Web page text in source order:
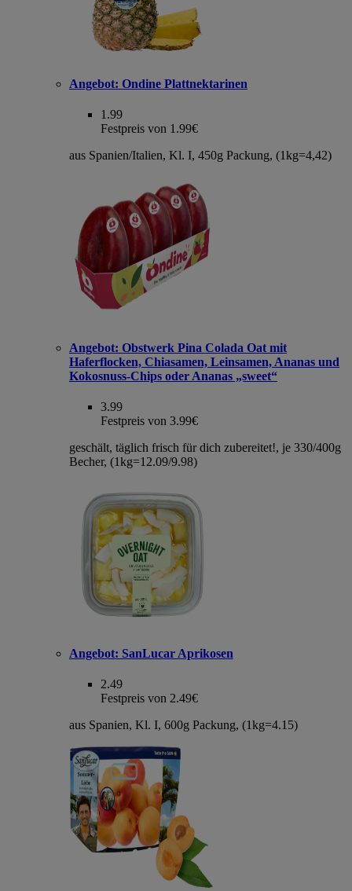
Angebot: Ondine Plattnektarinen
1.99
Festpreis von 1.99€
aus Spanien/Italien, Kl. I, 450g Packung, (1kg=4,42)
Angebot: Obstwerk Pina Colada Oat mit
Haferflocken, Chiasamen, Leinsamen, Ananas und
Kokosnuss-Chips oder Ananas „sweet“
3.99
Festpreis von 3.99€
geschält, täglich frisch für dich zubereitet!, je 330/400g
Becher, (1kg=12.09/9.98)
Angebot: SanLucar Aprikosen
2.49
Festpreis von 2.49€
aus Spanien, Kl. I, 600g Packung, (1kg=4.15)